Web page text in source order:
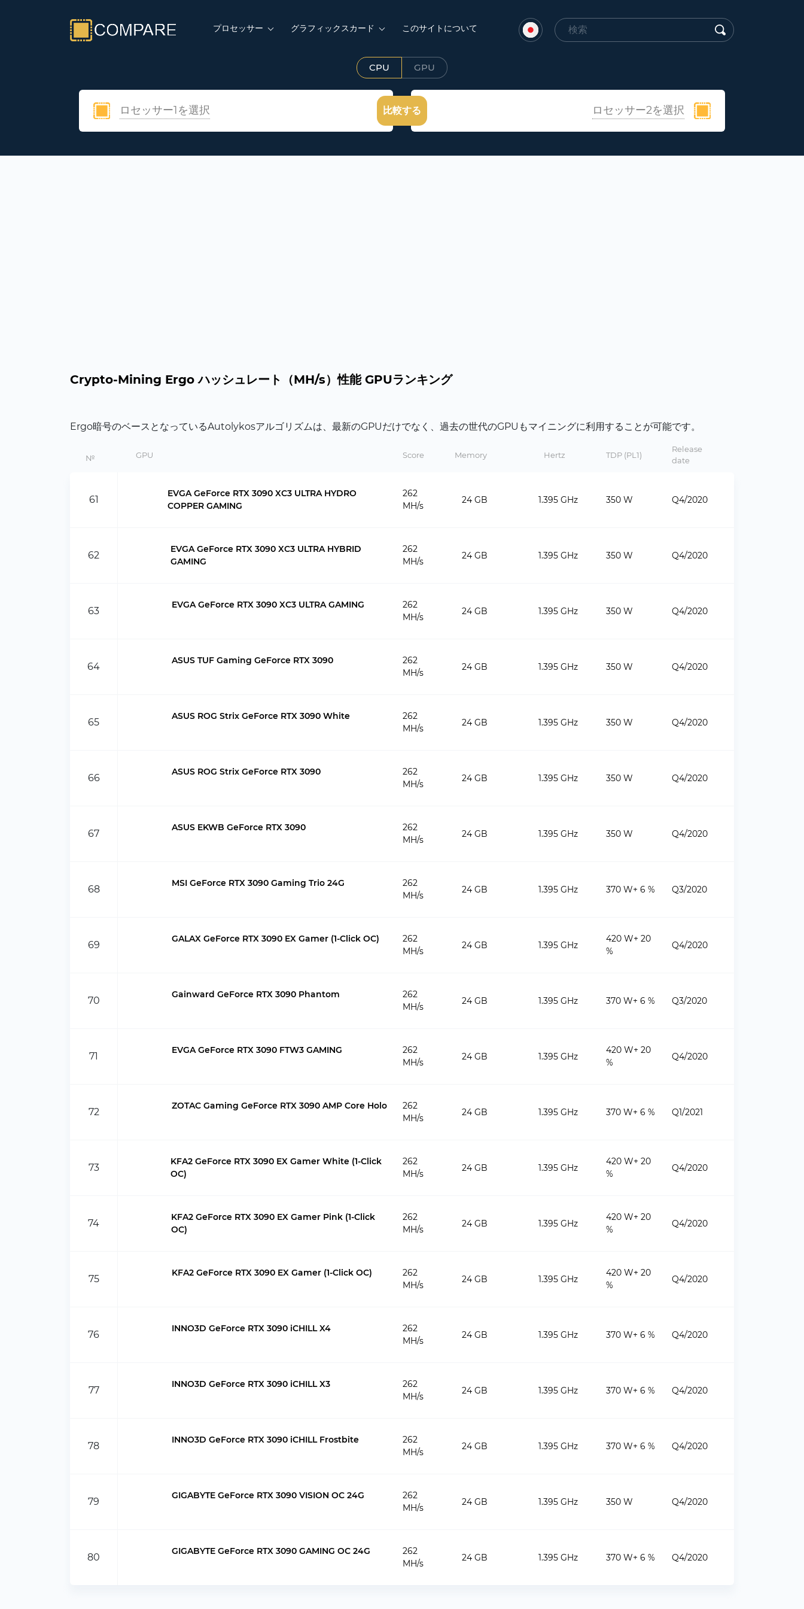
プロセッサー グラフィックスカード このサイトについて
CPU GPU
ロセッサー1を選択 ロセッサー2を選択
比較する
Crypto-Mining Ergo ハッシュレート（MH/s）性能 GPUランキング
Ergo暗号のベースとなっているAutolykosアルゴリズムは、最新のGPUだけでなく、過去の世代のGPUもマイニングに利用することが可能です。
№ GPU Score Memory Hertz TDP (PL1)
Release
date
61
EVGA GeForce RTX 3090 XC3 ULTRA HYDRO
COPPER GAMING
262
MH/s
24 GB 1.395 GHz 350 W Q4/2020
62
EVGA GeForce RTX 3090 XC3 ULTRA HYBRID
GAMING
262
MH/s
24 GB 1.395 GHz 350 W Q4/2020
63
EVGA GeForce RTX 3090 XC3 ULTRA GAMING
262
MH/s
24 GB 1.395 GHz 350 W Q4/2020
64
ASUS TUF Gaming GeForce RTX 3090
262
MH/s
24 GB 1.395 GHz 350 W Q4/2020
65
ASUS ROG Strix GeForce RTX 3090 White
262
MH/s
24 GB 1.395 GHz 350 W Q4/2020
66
ASUS ROG Strix GeForce RTX 3090
262
MH/s
24 GB 1.395 GHz 350 W Q4/2020
67
ASUS EKWB GeForce RTX 3090
262
MH/s
24 GB 1.395 GHz 350 W Q4/2020
68
MSI GeForce RTX 3090 Gaming Trio 24G
262
MH/s
24 GB 1.395 GHz 370 W+ 6 % Q3/2020
69
GALAX GeForce RTX 3090 EX Gamer (1-Click OC)
262
MH/s
24 GB 1.395 GHz
420 W+ 20
%
Q4/2020
70
Gainward GeForce RTX 3090 Phantom
262
MH/s
24 GB 1.395 GHz 370 W+ 6 % Q3/2020
71
EVGA GeForce RTX 3090 FTW3 GAMING
262
MH/s
24 GB 1.395 GHz
420 W+ 20
%
Q4/2020
72
ZOTAC Gaming GeForce RTX 3090 AMP Core Holo
262
MH/s
24 GB 1.395 GHz 370 W+ 6 % Q1/2021
73
KFA2 GeForce RTX 3090 EX Gamer White (1-Click
OC)
262
MH/s
24 GB 1.395 GHz
420 W+ 20
%
Q4/2020
74
KFA2 GeForce RTX 3090 EX Gamer Pink (1-Click
OC)
262
MH/s
24 GB 1.395 GHz
420 W+ 20
%
Q4/2020
75
KFA2 GeForce RTX 3090 EX Gamer (1-Click OC)
262
MH/s
24 GB 1.395 GHz
420 W+ 20
%
Q4/2020
76
INNO3D GeForce RTX 3090 iCHILL X4
262
MH/s
24 GB 1.395 GHz 370 W+ 6 % Q4/2020
77
INNO3D GeForce RTX 3090 iCHILL X3
262
MH/s
24 GB 1.395 GHz 370 W+ 6 % Q4/2020
78
INNO3D GeForce RTX 3090 iCHILL Frostbite
262
MH/s
24 GB 1.395 GHz 370 W+ 6 % Q4/2020
79
GIGABYTE GeForce RTX 3090 VISION OC 24G
262
MH/s
24 GB 1.395 GHz 350 W Q4/2020
80
GIGABYTE GeForce RTX 3090 GAMING OC 24G
262
MH/s
24 GB 1.395 GHz 370 W+ 6 % Q4/2020